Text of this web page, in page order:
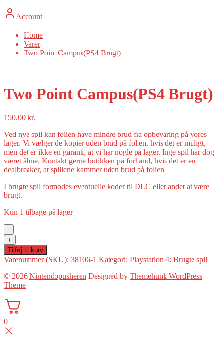
Account
Home
Varer
Two Point Campus(PS4 Brugt)
Two Point Campus(PS4 Brugt)
150,00 kr.
Ved nye spil kan folien have mindre brud fra opbevaring på vores
lager. Vi vælger de kopier uden brud på folien, hvis det er muligt,
men det er ikke en garanti, at vi har nogle på lager. Inge spil har dog
været åbne. Kontakt gerne butikken på forhånd, hvis det er en
dealbreaker, at spillene kommer uden brud på folien.
I brugte spil formodes eventuelle koder til DLC eller andet at være
brugt.
Kun 1 tilbage på lager
-
Two
Point
Campus(PS4
Brugt)
antal
+
Tilføj til kurv
Varenummer (SKU): 38106-1 Kategori: Playstation 4: Brugte spil
© 2026 Nintendopusheren Designed by Themehunk WordPress
Theme
0